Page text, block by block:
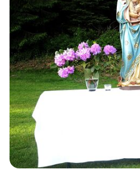
Kalender
Personen
Kontakt